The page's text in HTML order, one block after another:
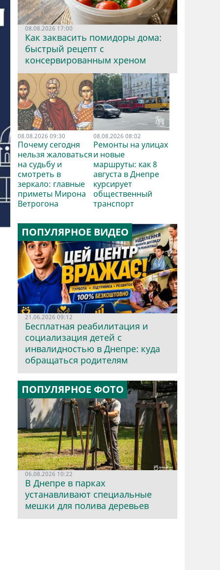
08.08.2026 17:00
Как заквасить помидоры дома:
быстрый рецепт с
консервированным хреном
08.08.2026 09:30
Почему сегодня
нельзя жаловаться
на судьбу и
смотреть в
зеркало: главные
приметы Мирона
Ветрогона
08.08.2026 08:02
Ремонты на улицах
и новые
маршруты: как 8
августа в Днепре
курсирует
общественный
транспорт
ПОПУЛЯРНОЕ ВИДЕО
21.06.2026 09:12
Бесплатная реабилитация и
социализация детей с
инвалидностью в Днепре: куда
обращаться родителям
ПОПУЛЯРНОЕ ФОТО
06.08.2026 10:22
В Днепре в парках
устанавливают специальные
мешки для полива деревьев